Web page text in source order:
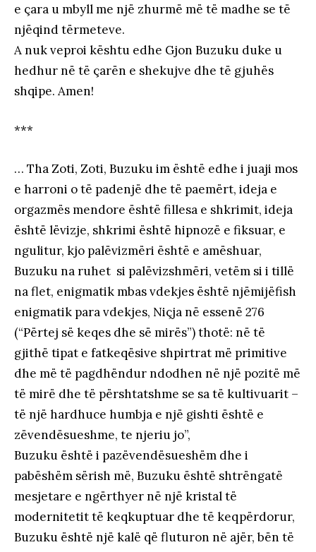
e çara u mbyll me një zhurmë më të madhe se të
njëqind tërmeteve.
A nuk veproi kështu edhe Gjon Buzuku duke u
hedhur në të çarën e shekujve dhe të gjuhës
shqipe. Amen!
***
… Tha Zoti, Zoti, Buzuku im është edhe i juaji mos
e harroni o të padenjë dhe të paemërt, ideja e
orgazmës mendore është fillesa e shkrimit, ideja
është lëvizje, shkrimi është hipnozë e fiksuar, e
ngulitur, kjo palëvizmëri është e amëshuar,
Buzuku na ruhet si palëvizshmëri, vetëm si i tillë
na flet, enigmatik mbas vdekjes është njëmijëfish
enigmatik para vdekjes, Niçja në essenë 276
(“Përtej së keqes dhe së mirës”) thotë: në të
gjithë tipat e fatkeqësive shpirtrat më primitive
dhe më të pagdhëndur ndodhen në një pozitë më
të mirë dhe të përshtatshme se sa të kultivuarit –
të një hardhuce humbja e një gishti është e
zëvendësueshme, te njeriu jo”,
Buzuku është i pazëvendësueshëm dhe i
pabëshëm sërish më, Buzuku është shtrëngatë
mesjetare e ngërthyer në një kristal të
modernitetit të keqkuptuar dhe të keqpërdorur,
Buzuku është një kalë që fluturon në ajër, bën të